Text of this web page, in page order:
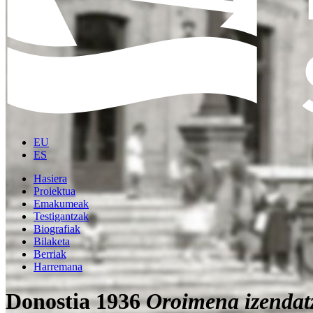
EU
ES
Hasiera
Proiektua
Emakumeak
Testigantzak
Biografiak
Bilaketa
Berriak
Harremana
Donostia 1936Oroimena